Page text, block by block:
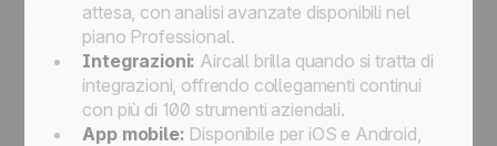
attesa, con analisi avanzate disponibili nel
piano Professional.
Integrazioni: Aircall brilla quando si tratta di
integrazioni, offrendo collegamenti continui
con più di 100 strumenti aziendali.
App mobile: Disponibile per iOS e Android,